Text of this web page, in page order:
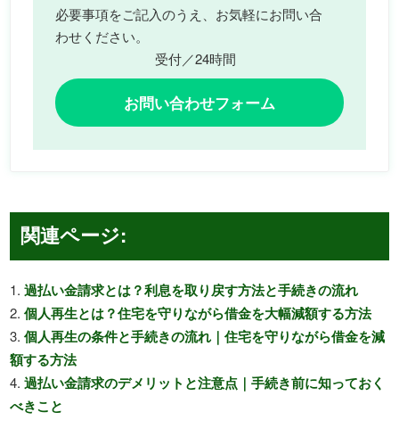
必要事項をご記入のうえ、お気軽にお問い合
わせください。
受付／24時間
お問い合わせフォーム
関連ページ:
過払い金請求とは？利息を取り戻す方法と手続きの流れ
個人再生とは？住宅を守りながら借金を大幅減額する方法
個人再生の条件と手続きの流れ｜住宅を守りながら借金を減
額する方法
過払い金請求のデメリットと注意点｜手続き前に知っておく
べきこと